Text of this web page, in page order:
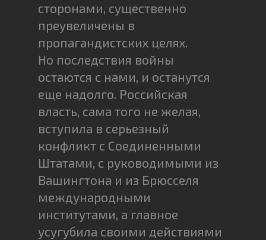
сторонами, существенно
преувеличены в
пропагандистских целях.
Но последствия войны
остаются с нами, и останутся
еще надолго. Российская
власть, сама того не желая,
вступила в серьезный
конфликт с Соединенными
Штатами, с руководимыми из
Вашингтона и из Брюсселя
международными
институтами, а главное
усугубила своими действиями